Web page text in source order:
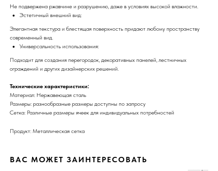
Не подвержена ржавчине и разрушению, даже в условиях высокой влажности.
Эстетичный внешний вид:
Элегантная текстура и блестящая поверхность придают любому пространству
современный вид.
Универсальность использования:
Подходит для создания перегородок, декоративных панелей, лестничных
ограждений и других дизайнерских решений.
Технические характеристики:
Материал: Нержавеющая сталь
Размеры: разнообразные размеры доступны по запросу
Сетка: Различные размеры ячеек для индивидуальных потребностей
Продукт: Металлическая сетка
ВАС МОЖЕТ ЗАИНТЕРЕСОВАТЬ